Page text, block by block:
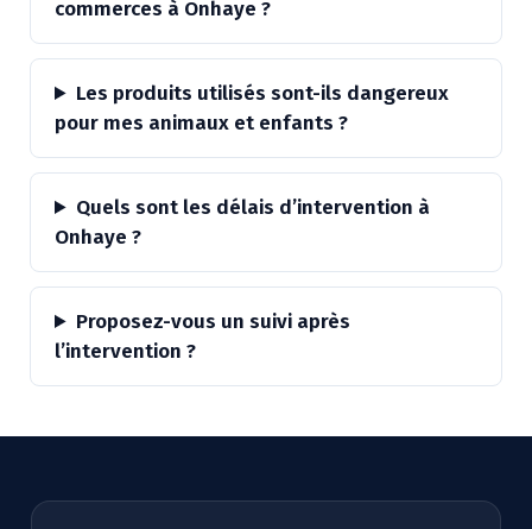
commerces à Onhaye ?
Les produits utilisés sont-ils dangereux
pour mes animaux et enfants ?
Quels sont les délais d’intervention à
Onhaye ?
Proposez-vous un suivi après
l’intervention ?